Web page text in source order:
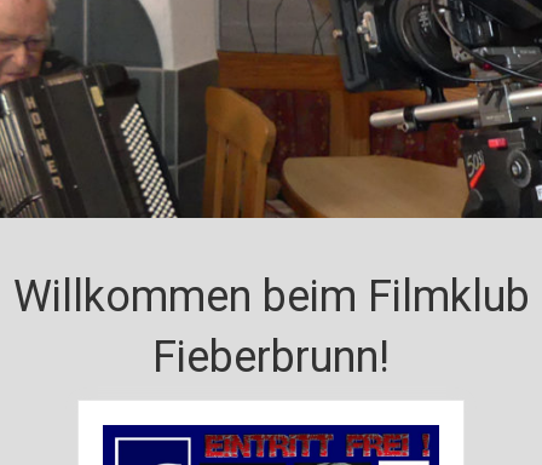
Willkommen beim Filmklub
Fieberbrunn!